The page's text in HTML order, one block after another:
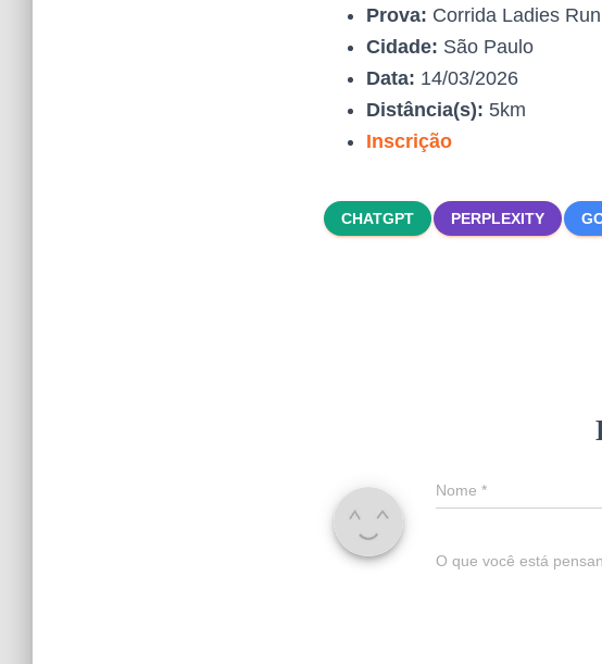
Prova: Corrida Ladies
Cidade: São Paulo
Data: 14/03/2026
Distância(s): 5km
Inscrição
CHATGPT PERPLEXITY
Nome *
O que você está